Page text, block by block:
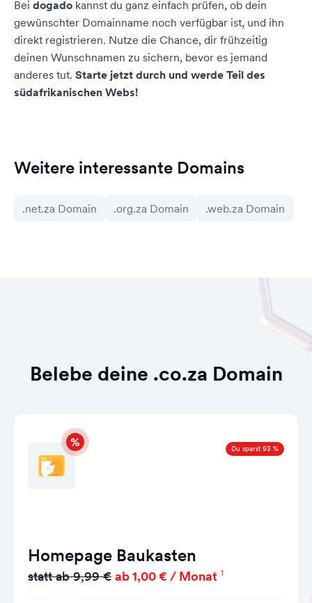
Bei dogado kannst du ganz einfach prüfen, ob dein
gewünschter Domainname noch verfügbar ist, und ihn
direkt registrieren. Nutze die Chance, dir frühzeitig
deinen Wunschnamen zu sichern, bevor es jemand
anderes tut. Starte jetzt durch und werde Teil des
südafrikanischen Webs!
Weitere interessante Domains
.net.za Domain .org.za Domain .web.za Domain
Belebe deine .co.za Domain
Du sparst 93 %
Homepage Baukasten
statt ab 9,99 € ab 1,00 € / Monat 1